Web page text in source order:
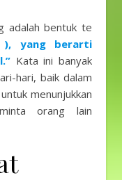
adalah bentuk te
yang berarti
Kata ini banyak
hari, baik dalam
menunjukkan
orang lain